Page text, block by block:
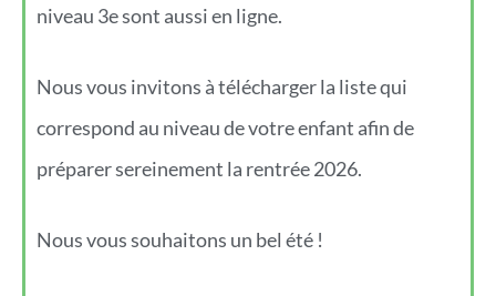
niveau 3e sont aussi en ligne.
Nous vous invitons à télécharger la liste qui
correspond au niveau de votre enfant afin de
préparer sereinement la rentrée 2026.
Nous vous souhaitons un bel été !